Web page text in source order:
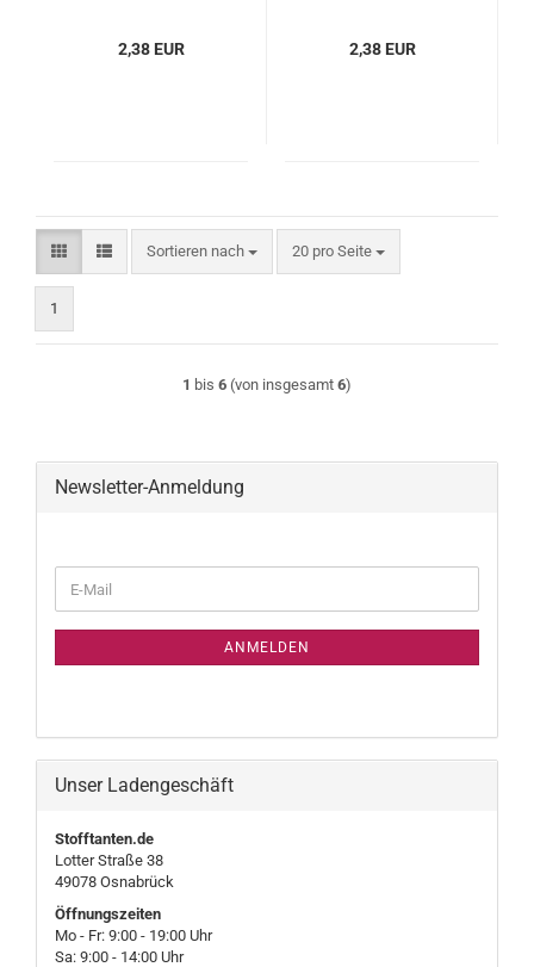
2,38 EUR 2,38 EUR
Sortieren nach
Sortieren nach 20 pro Seite
pro Seite
1
1 bis 6 (von insgesamt 6)
Newsletter-Anmeldung
ZUR
E-
Mail
ANMELDEN
Unser Ladengeschäft
Stofftanten.de
Lotter Straße 38
49078 Osnabrück
Öffnungszeiten
Mo - Fr: 9:00 - 19:00 Uhr
Sa: 9:00 - 14:00 Uhr